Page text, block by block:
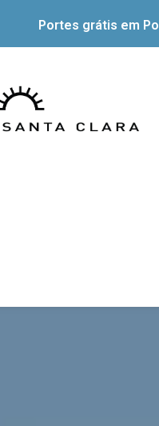
Portes grátis em